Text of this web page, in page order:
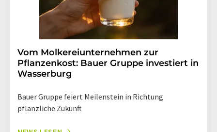
Vom Molkereiunternehmen zur
Pflanzenkost: Bauer Gruppe investiert in
Wasserburg
Bauer Gruppe feiert Meilenstein in Richtung
pflanzliche Zukunft